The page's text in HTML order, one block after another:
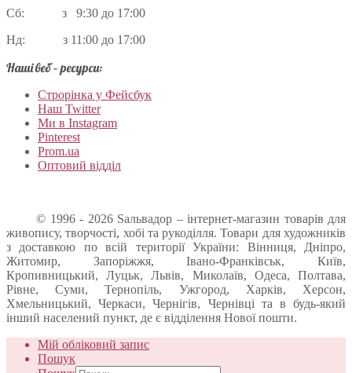
Сб: з 9:30 до 17:00
Нд: з 11:00 до 17:00
Наші веб – ресурси:
Строрінка у Фейсбук
Наш Twitter
Ми в Instagram
Pinterest
Prom.ua
Оптовий відділ
© 1996 - 2026 Sальвадор – інтернет-магазин товарів для
живопису, творчості, хобі та рукоділля. Товари для художників
з доставкою по всій території України: Вінниця, Дніпро,
Житомир, Запоріжжя, Івано-Франківськ, Київ,
Кропивницький, Луцьк, Львів, Миколаїв, Одеса, Полтава,
Рівне, Суми, Тернопіль, Ужгород, Харків, Херсон,
Хмельницький, Черкаси, Чернігів, Чернівці та в будь-який
інший населений пункт, де є відділення Нової пошти.
Мій обліковий запис
Пошук